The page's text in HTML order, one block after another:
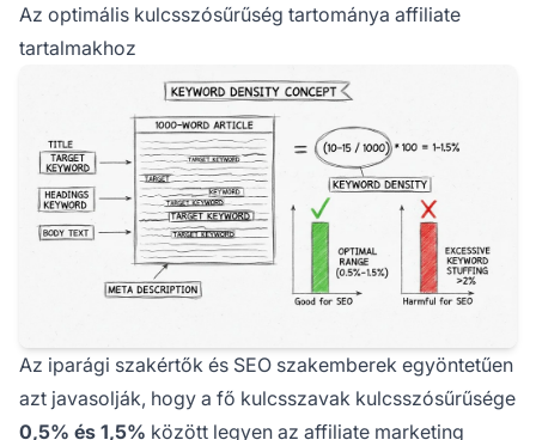
Az optimális kulcsszósűrűség tartománya affiliate
tartalmakhoz
Az iparági szakértők és SEO szakemberek egyöntetűen
azt javasolják, hogy a fő kulcsszavak kulcsszósűrűsége
0,5% és 1,5% között legyen az affiliate marketing